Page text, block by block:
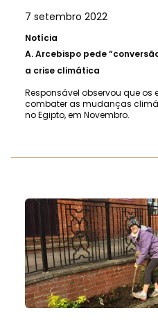
7 setembro 2022
Notícia
A.Arcebispo pede
a crise climática
Responsável observou que
combater as mudanças
no Egipto, em Novembro.